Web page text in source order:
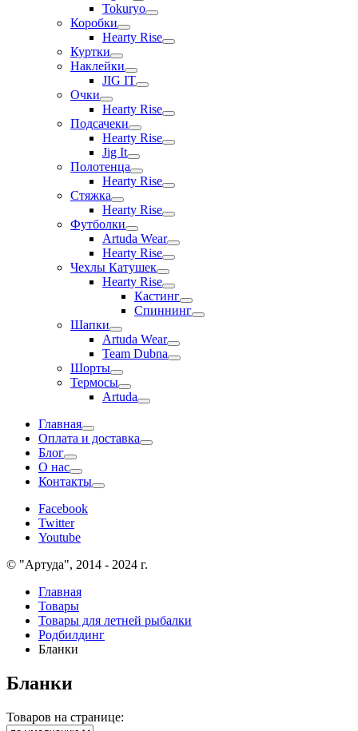
Tokuryo
Коробки
Hearty Rise
Куртки
Наклейки
JIG IT
Очки
Hearty Rise
Подсачеки
Hearty Rise
Jig It
Полотенца
Hearty Rise
Стяжка
Hearty Rise
Футболки
Artuda Wear
Hearty Rise
Чехлы Катушек
Hearty Rise
Кастинг
Спиннинг
Шапки
Artuda Wear
Team Dubna
Шорты
Термосы
Artuda
Главная
Оплата и доставка
Блог
О нас
Контакты
Facebook
Twitter
Youtube
© "Артуда", 2014 - 2024 г.
Главная
Товары
Товары для летней рыбалки
Родбилдинг
Бланки
Бланки
Товаров на странице: